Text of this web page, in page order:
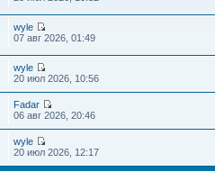
wyle
07 авг 2026, 01:49
wyle
20 июл 2026, 10:56
Fadar
06 авг 2026, 20:46
wyle
20 июл 2026, 12:17